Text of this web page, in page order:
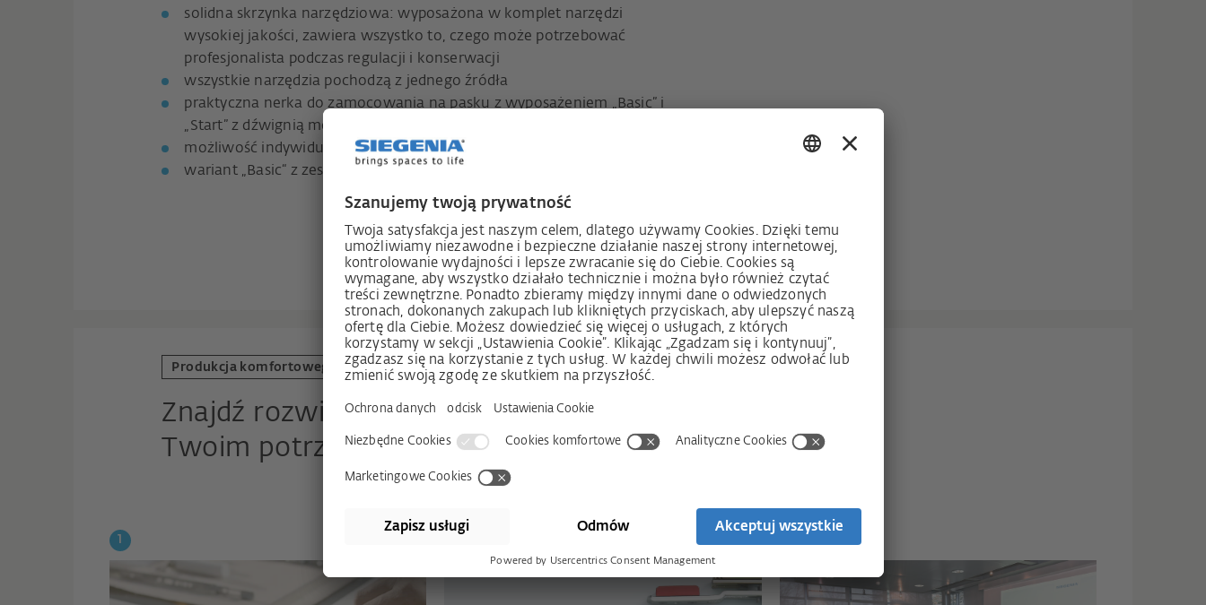
solidna skrzynka narzędziowa: wyposażona w komplet narzędzi
wysokiej jakości, zawiera wszystko to, czego może potrzebować
profesjonalista podczas regulacji i konserwacji
wszystkie narzędzia pochodzą z jednego źródła
praktyczna nerka do zamocowania na pasku z wyposażeniem „Basic” i
„Start” z dźwignią montażową TITAN i olejem do smarowania okuć
możliwość indywidualnego wyposażenia nerki biodrowej „Start“
wariant „Basic“ z zestawem bitów i elastycznym uchwytem na bity
Produkcja komfortowego wnętrza
Znajdź rozwiązania, które odpowiadają
Twoim potrzebom